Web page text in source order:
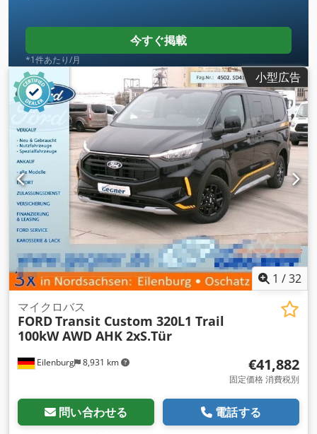
今すぐ掲載
*1件あたり/月
小型広告
1 /32
Eilenburg 8,931 km
マイクロバス
FORDTransit Custom 320L1 Trail
100kW AWD AHK 2xS.Tür
€41,882
固定価格 消費税別
問い合わせる 電話する